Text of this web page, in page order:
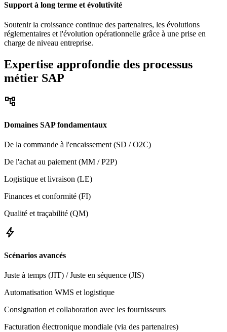
Support à long terme et évolutivité
Soutenir la croissance continue des partenaires, les évolutions
réglementaires et l'évolution opérationnelle grâce à une prise en
charge de niveau entreprise.
Expertise approfondie des processus
métier SAP
account_tree
Domaines SAP fondamentaux
De la commande à l'encaissement (SD / O2C)
De l'achat au paiement (MM / P2P)
Logistique et livraison (LE)
Finances et conformité (FI)
Qualité et traçabilité (QM)
bolt
Scénarios avancés
Juste à temps (JIT) / Juste en séquence (JIS)
Automatisation WMS et logistique
Consignation et collaboration avec les fournisseurs
Facturation électronique mondiale (via des partenaires)